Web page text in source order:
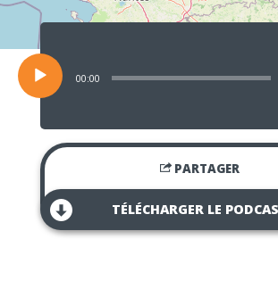
Lecteur
audio
00:00
PARTAGER
TÉLÉCHARGER LE